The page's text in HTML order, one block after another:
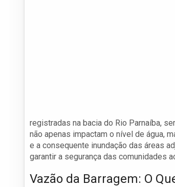
registradas na bacia do Rio Parnaíba,
não apenas impactam o nível de água,
e a consequente inundação das áreas
garantir a segurança das comunidades
Vazão da Barragem: O